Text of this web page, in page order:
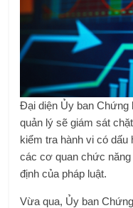
Đại diện Ủy ban
quản lý sẽ giám sát
kiểm tra hành vi có
các cơ quan chức
định của pháp luật.
Vừa qua, Ủy ban